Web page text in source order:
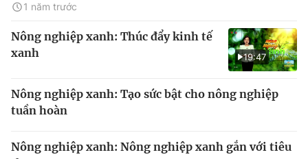
1 năm trước
19:47
Nông nghiệp xanh: Thúc đẩy kinh tế
xanh
Nông nghiệp xanh: Tạo sức bật cho nông nghiệp
tuần hoàn
Nông nghiệp xanh: Nông nghiệp xanh gắn với tiêu